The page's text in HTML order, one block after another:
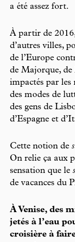
a été assez fort.
À partir de 2016,
d’autres villes,
de l’Europe
de Majorque, de
impactés par les
des modes de
des gens de
d’Espagne et
Cette notion de
On relie ça aux
sensation que le
de vacances du
À Venise, des
jetés à l’eau
croisière à